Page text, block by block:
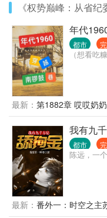
《权势巅峰：从省
年代
都市
（想看
最新： 第1882章 哎哎奶
我有九
都市
陈远，一
最新： 番外一：时空之主